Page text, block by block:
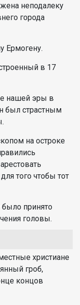
неподалеку
города
Ермогену.
в 17
нашей эры в
был страстным
на остроке
того чтобы тот
принято
головы.
христиане
гроб,
концов